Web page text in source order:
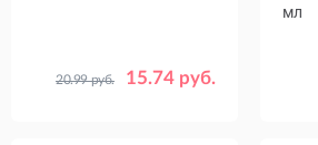
15.74 руб.
20.99 руб.
мл